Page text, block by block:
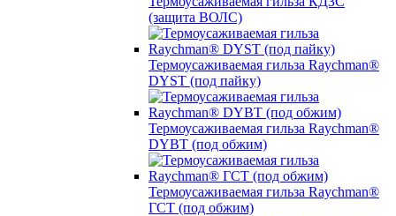
(защита ВОЛС)
Термоусаживаемая гильза Raychman®
DYST (под пайку)
Термоусаживаемая гильза Raychman®
DYBT (под обжим)
Термоусаживаемая гильза Raychman®
ГСТ (под обжим)